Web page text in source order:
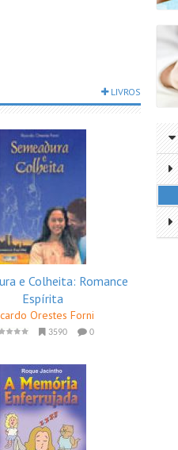
LIVROS
e Colheita: Romance
Espírita
Orestes Forni
3590 0